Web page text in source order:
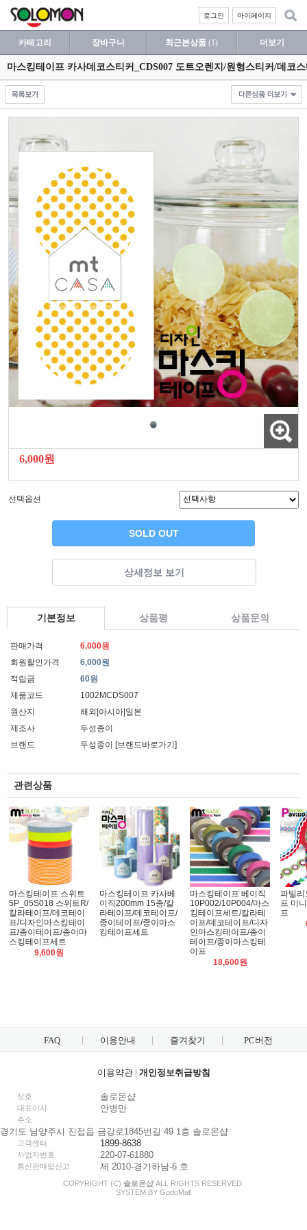
마이페이지
로그인
카테고리 장바구니 최근본상품 (1) 더보기
마스킹테이프 카사데코스티커_CDS007 도트오렌지/원형스티커/데코
6,000원
선택옵션
SOLD OUT
상세정보 보기
기본정보 상품평 상품문의
판매가격
6,000원
회원할인가격
6,000원
적립금
60원
제품코드
1002MCDS007
원산지
해외|아시아|일본
제조사
두성종이
브랜드
두성종이 [브랜드바로가기]
관련상품
마스킹테이프 스위트
5P_05S018 스위트R/
칼라테이프/데코테이
프/디자인마스킹테이
프/종이테이프/종이마
스킹테이프세트
9,600원
마스킹테이프 카사베
이직200mm 15종/칼
라테이프/데코테이프/
종이테이프/종이마스
킹테이프세트
마스킹테이프 베이직
10P002/10P004/마스
킹테이프세트/칼라테
이프/데코테이프/디자
인마스킹테이프/종이
테이프/종이마스킹테
이프
18,600원
파빌리
프 미
프
FAQ 이용안내 즐겨찾기 PC버전
이용약관| 개인정보취급방침
상호 솔로몬샵
대표이사 안병만
주소
경기도 남양주시 진접읍 금강로1845번길 49 1층 솔로몬샵
고객센터 1899-8638
사업자번호 220-07-61880
통신판매업신고 제 2010-경기하남-6 호
COPYRIGHT (C) 솔로몬샵 ALL RIGHTS RESERVED.
SYSTEM BY GodoMall